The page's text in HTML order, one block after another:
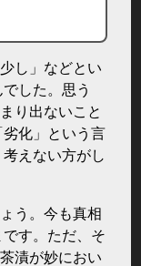
し」などとい
した。思う
り出ないこと
化」という言
えない方がし
う。今も真相
す。ただ、そ
漬が妙におい